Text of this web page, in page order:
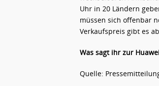
Uhr in 20 Ländern
müssen sich offenbar
Verkaufspreis gibt es
Was sagt ihr zur
Quelle: